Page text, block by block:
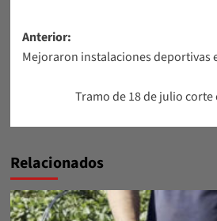
Navegación
de
entradas
Anterior:
Mejoraron instalaciones deportivas
Tramo de 18 de julio
Relacionados